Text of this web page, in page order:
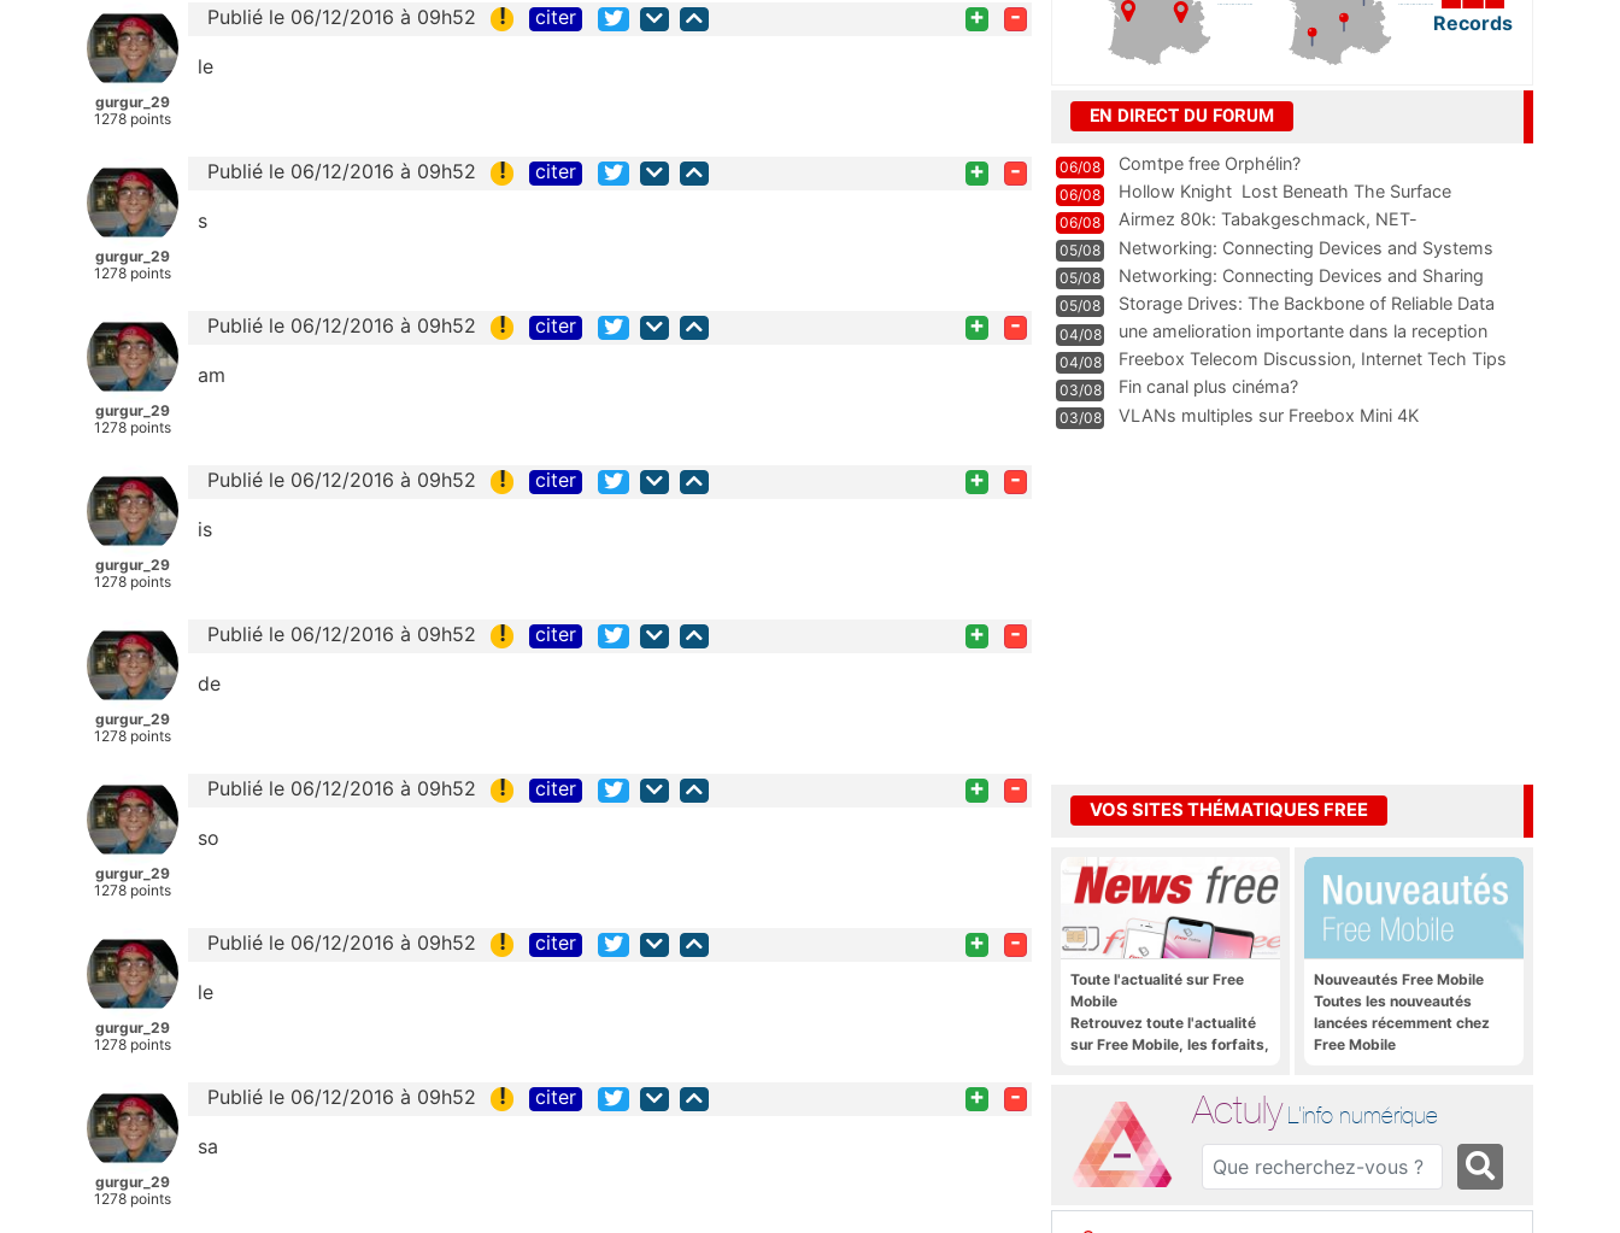
gurgur_29
1278 points
Publié le 06/12/2016 à 09h52 ! citer + -
le
gurgur_29
1278 points
Publié le 06/12/2016 à 09h52 ! citer + -
s
gurgur_29
1278 points
Publié le 06/12/2016 à 09h52 ! citer + -
am
gurgur_29
1278 points
Publié le 06/12/2016 à 09h52 ! citer + -
is
gurgur_29
1278 points
Publié le 06/12/2016 à 09h52 ! citer + -
de
gurgur_29
1278 points
Publié le 06/12/2016 à 09h52 ! citer + -
so
gurgur_29
1278 points
Publié le 06/12/2016 à 09h52 ! citer + -
le
gurgur_29
1278 points
Publié le 06/12/2016 à 09h52 ! citer + -
sa
Records
EN DIRECT DU FORUM
06/08 Comtpe free Orphélin?
06/08 Hollow Knight  Lost Beneath The Surface
06/08
Airmez 80k: Tabakgeschmack, NET-
Technologie und Leistung im
05/08 Networking: Connecting Devices and Systems
05/08
Networking: Connecting Devices and Sharing
Information
05/08
Storage Drives: The Backbone of Reliable Data
Management
04/08
une amelioration importante dans la reception
WIFI
04/08
Freebox Telecom Discussion, Internet Tech Tips
Communi
03/08 Fin canal plus cinéma?
03/08 VLANs multiples sur Freebox Mini 4K
VOS SITES THÉMATIQUES FREE
Toute l'actualité sur Free
Mobile
Retrouvez toute l'actualité
sur Free Mobile, les forfaits,
bien plus encore
Nouveautés Free Mobile
Toutes les nouveautés
lancées récemment chez
Free Mobile
Actuly L'info numérique